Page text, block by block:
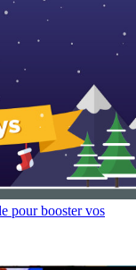
pour booster vos